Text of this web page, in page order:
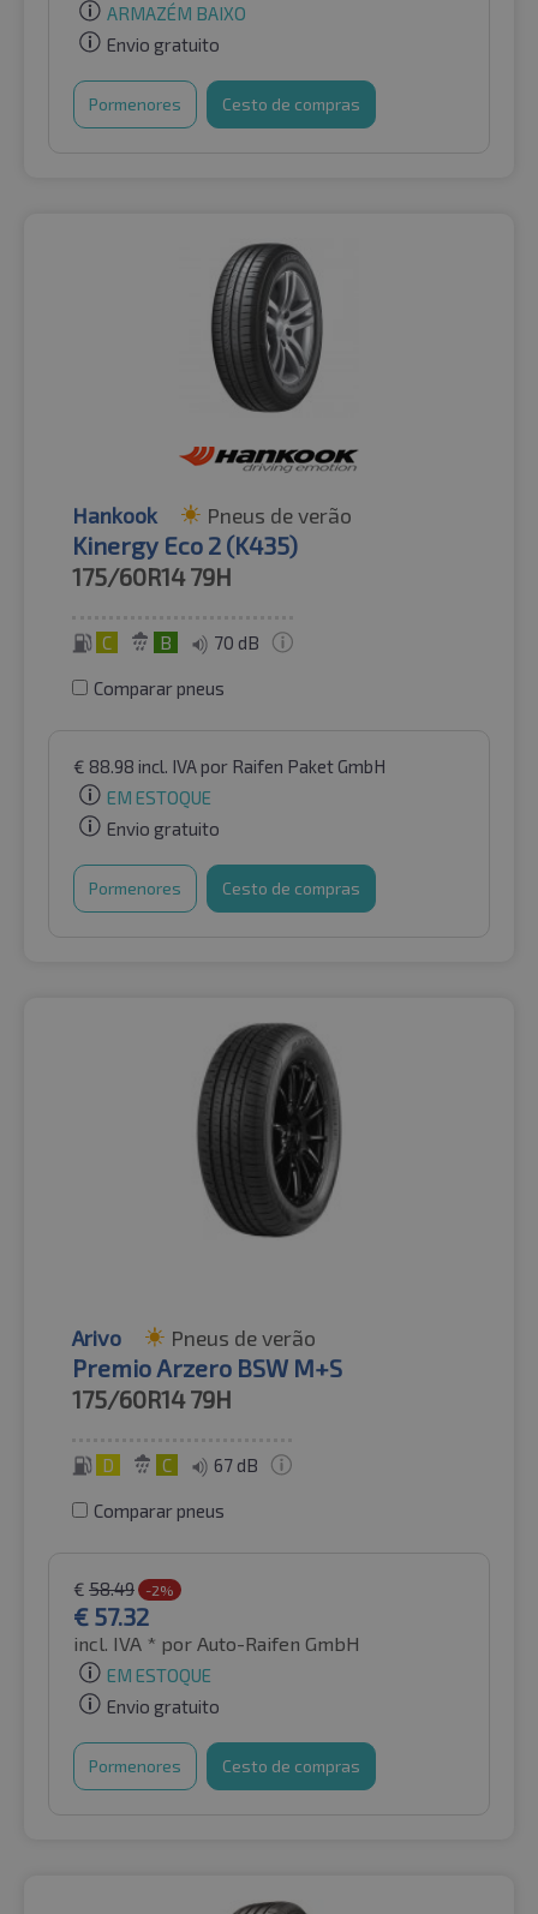
ARMAZÉM BAIXO
Envio gratuito
Pormenores Cesto de compras
Hankook Pneus de verão
Kinergy Eco 2 (K435)
175/60R14 79H
C B 70 dB
Comparar pneus
€ 88.98 incl. IVApor Raifen Paket GmbH
EM ESTOQUE
Envio gratuito
Pormenores Cesto de compras
Arivo Pneus de verão
Premio Arzero BSW M+S
175/60R14 79H
D C 67 dB
Comparar pneus
€ 58.49 -2%
€ 57.32
incl. IVA * por Auto-Raifen GmbH
EM ESTOQUE
Envio gratuito
Pormenores Cesto de compras